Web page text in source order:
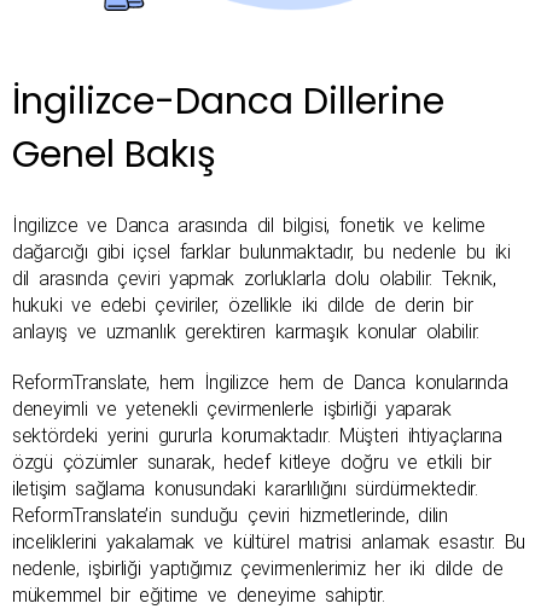
İngilizce-Danca Dillerine
Genel Bakış
İngilizce ve Danca arasında dil bilgisi, fonetik ve kelime
dağarcığı gibi içsel farklar bulunmaktadır, bu nedenle bu iki
dil arasında çeviri yapmak zorluklarla dolu olabilir. Teknik,
hukuki ve edebi çeviriler, özellikle iki dilde de derin bir
anlayış ve uzmanlık gerektiren karmaşık konular olabilir.
ReformTranslate, hem İngilizce hem de Danca konularında
deneyimli ve yetenekli çevirmenlerle işbirliği yaparak
sektördeki yerini gururla korumaktadır. Müşteri ihtiyaçlarına
özgü çözümler sunarak, hedef kitleye doğru ve etkili bir
iletişim sağlama konusundaki kararlılığını sürdürmektedir.
ReformTranslate’in sunduğu çeviri hizmetlerinde, dilin
inceliklerini yakalamak ve kültürel matrisi anlamak esastır. Bu
nedenle, işbirliği yaptığımız çevirmenlerimiz her iki dilde de
mükemmel bir eğitime ve deneyime sahiptir.